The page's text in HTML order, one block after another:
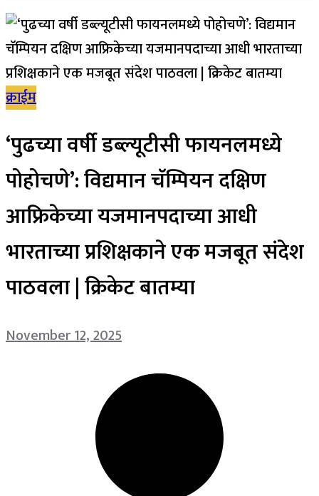
क्राईम
‘पुढच्या वर्षी डब्ल्यूटीसी फायनलमध्ये
पोहोचणे’: विद्यमान चॅम्पियन दक्षिण
आफ्रिकेच्या यजमानपदाच्या आधी
भारताच्या प्रशिक्षकाने एक मजबूत संदेश
पाठवला | क्रिकेट बातम्या
November 12, 2025